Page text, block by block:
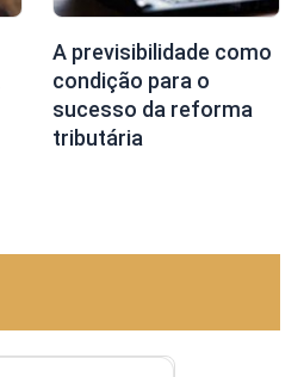
A previsibilidade como
condição para o
sucesso da reforma
tributária